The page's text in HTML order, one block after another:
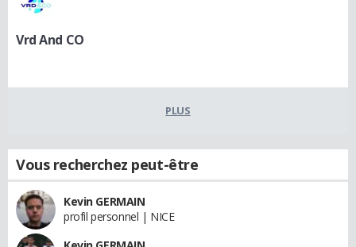
Vrd And CO
PLUS
Vous recherchez peut-être
Kevin GERMAIN
profil personnel | NICE